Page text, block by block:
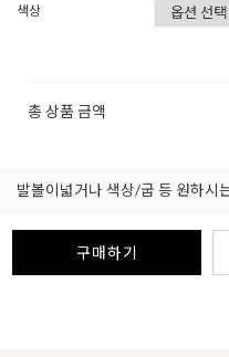
색상
총 상품 금액
발볼이넓거나 색상/굽 등 원하시
구매하기